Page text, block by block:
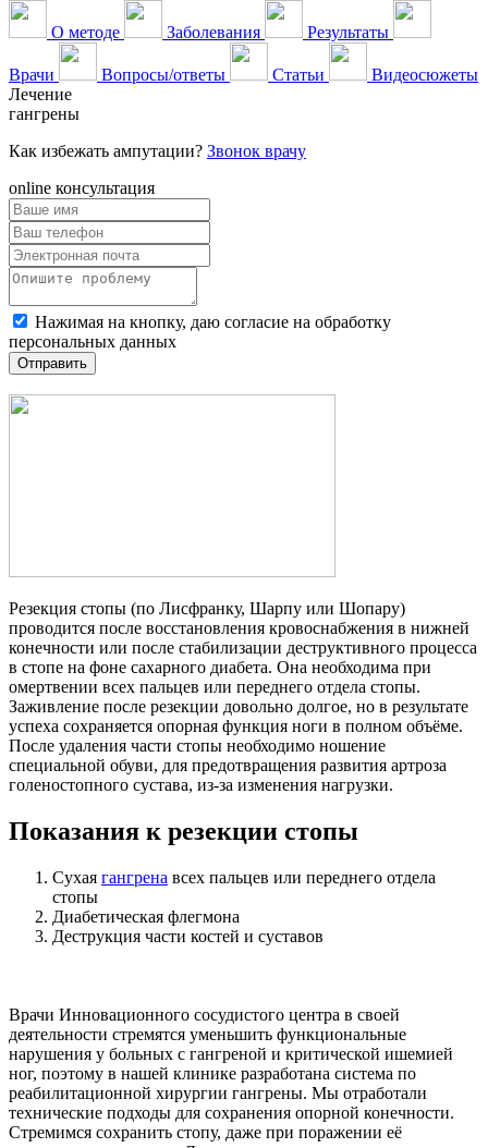
О методе Заболевания Результаты
Врачи Вопросы/ответы Статьи
Видеосюжеты
Лечение
гангрены
Как избежать ампутации? Звонок врачу
online консультация
Нажимая на кнопку, даю согласие на обработку
персональных данных
Отправить
Резекция стопы (по Лисфранку, Шарпу или Шопару)
проводится после восстановления кровоснабжения в нижней
конечности или после стабилизации деструктивного процесса
в стопе на фоне сахарного диабета. Она необходима при
омертвении всех пальцев или переднего отдела стопы.
Заживление после резекции довольно долгое, но в результате
успеха сохраняется опорная функция ноги в полном объёме.
После удаления части стопы необходимо ношение
специальной обуви, для предотвращения развития артроза
голеностопного сустава, из-за изменения нагрузки.
Показания к резекции стопы
Сухая гангрена всех пальцев или переднего отдела
стопы
Диабетическая флегмона
Деструкция части костей и суставов
Врачи Инновационного сосудистого центра в своей
деятельности стремятся уменьшить функциональные
нарушения у больных с гангреной и критической ишемией
ног, поэтому в нашей клинике разработана система по
реабилитационной хирургии гангрены. Мы отработали
технические подходы для сохранения опорной конечности.
Стремимся сохранить стопу, даже при поражении её